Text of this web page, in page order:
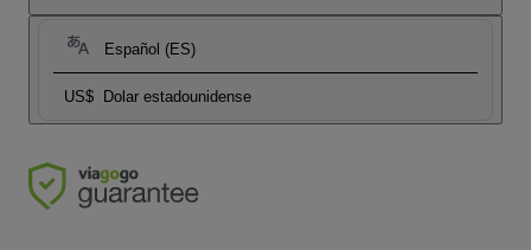
Español (ES)
US$ Dolar estadounidense